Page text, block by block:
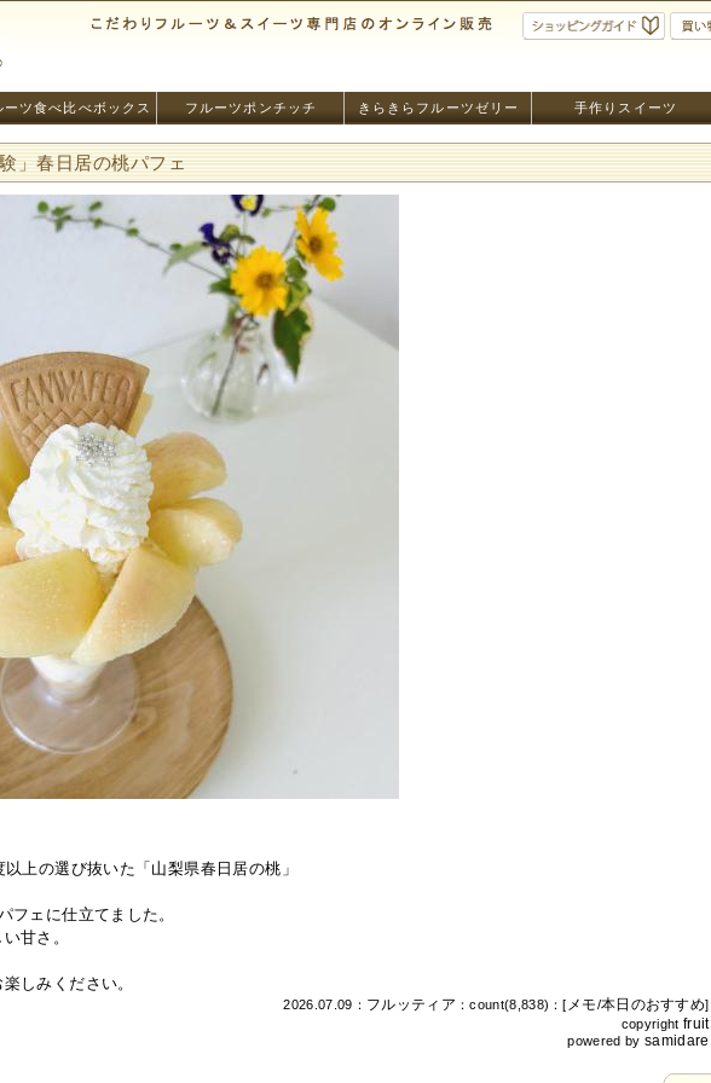
ーツ食べ比べボックス フルーツポンチッチ きらきらフルーツゼリー 手作りスイーツ
」春日居の桃パフェ
上の選び抜いた「山梨県春日居の桃」
フェに仕立てました。
甘さ。
しみください。
2026.07.09： フルッティア ：count(8,838)：[ メモ/本日のおすすめ]
copyright fruit
powered by samidare